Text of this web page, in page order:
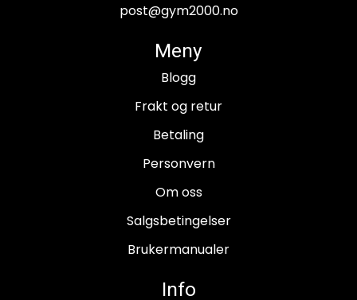
post@gym2000.no
Meny
Blogg
Frakt og retur
Betaling
Personvern
Om oss
Salgsbetingelser
Brukermanualer
Info